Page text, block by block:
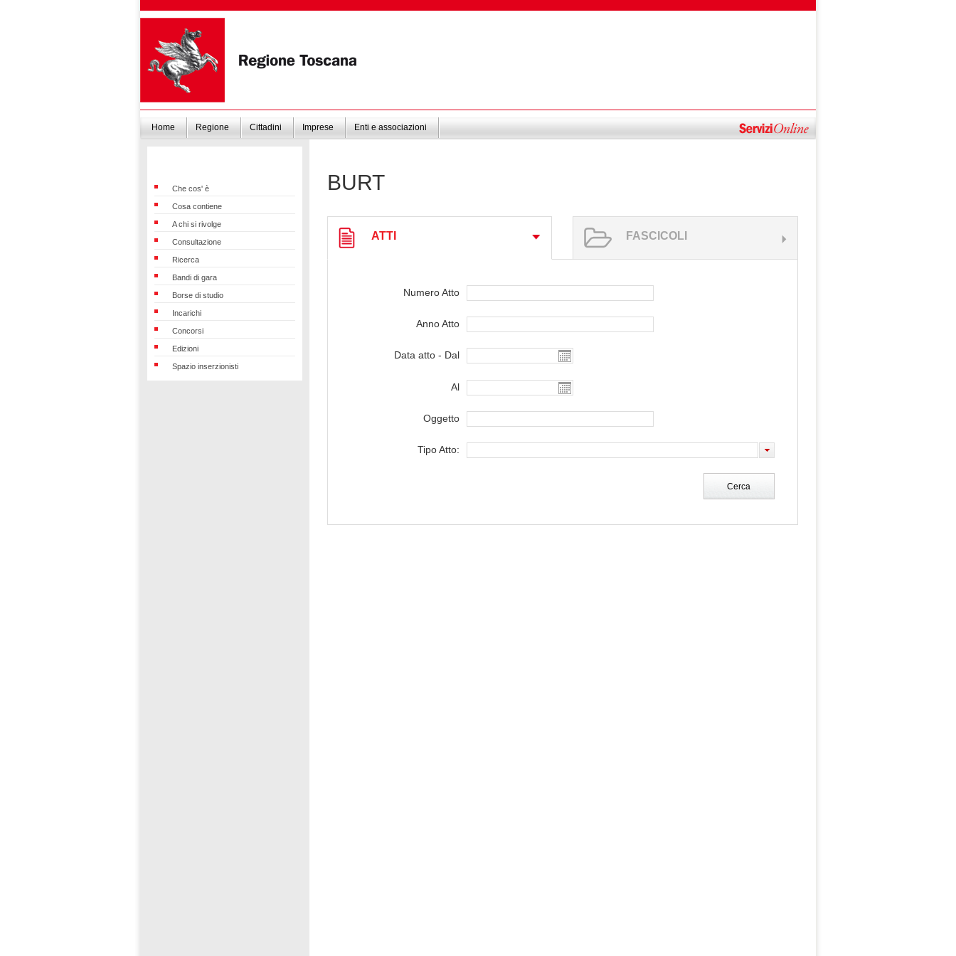
Home Regione Cittadini Imprese Enti e associazioni
Che cos' è
Cosa contiene
A chi si rivolge
Consultazione
Ricerca
Bandi di gara
Borse di studio
Incarichi
Concorsi
Edizioni
Spazio inserzionisti
BURT
ATTI FASCICOLI
Numero Atto
Anno Atto
Data atto - Dal
Al
Oggetto
Tipo Atto: